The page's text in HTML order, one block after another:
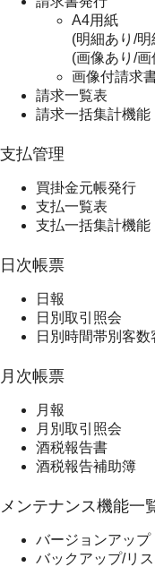
A4用紙
(明細あり/
(画像あり/
画像付請求
請求一覧表
請求一括集計機能
支払管理
買掛金元帳発行
支払一覧表
支払一括集計機能
日次帳票
日報
日別取引照会
日別時間帯別客数
月次帳票
月報
月別取引照会
酒税報告書
酒税報告補助簿
メンテナンス機能一
バージョンアップ
バックアップ/リ